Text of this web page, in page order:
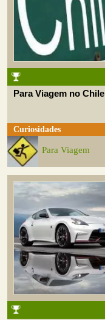
Para Viagem no Chile
Curiosidades
Para Viagem